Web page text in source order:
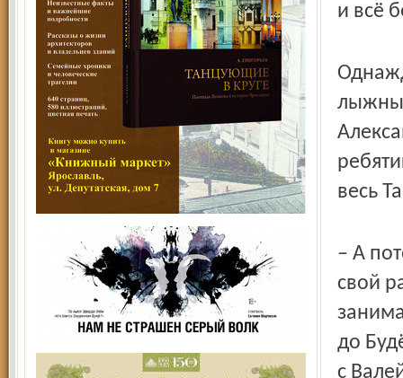
и всё
весь
– А
свой
до
с